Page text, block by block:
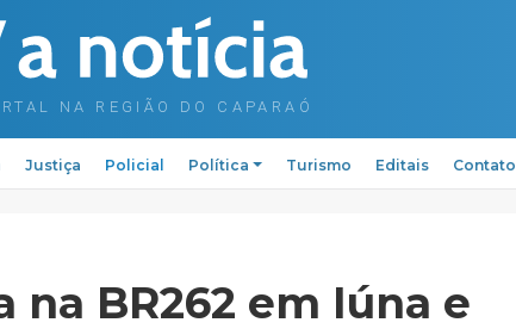
Justiça Policial Política Turismo Editais Contato
na BR262 em Iúna e